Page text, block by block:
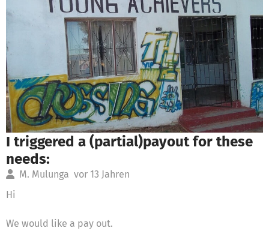
I triggered a (partial)payout for these
needs:
M. Mulunga vor 13 Jahren
Hi
We would like a pay out.